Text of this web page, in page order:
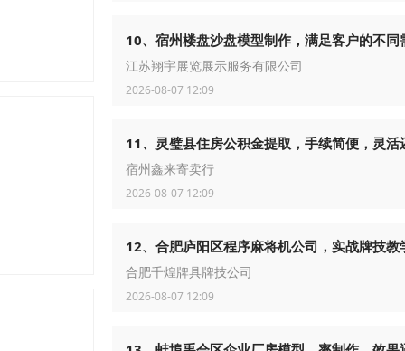
10、宿州楼盘沙盘模型制作，满足客户的不同
江苏翔宇展览展示服务有限公司
2026-08-07 12:09
11、灵璧县住房公积金提取，手续简便，灵活
宿州鑫来寄卖行
2026-08-07 12:09
12、合肥庐阳区程序麻将机公司，实战牌技教
合肥千煌牌具牌技公司
2026-08-07 12:09